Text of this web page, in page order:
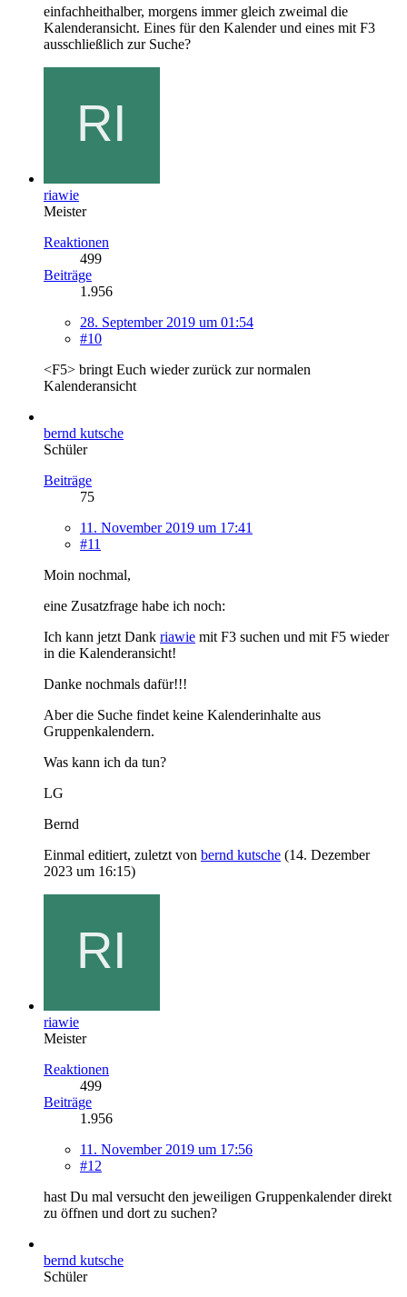
einfachheithalber, morgens immer gleich zweimal die
Kalenderansicht. Eines für den Kalender und eines mit F3
ausschließlich zur Suche?
riawie
Meister
Reaktionen
499
Beiträge
1.956
28. September 2019 um 01:54
#10
<F5> bringt Euch wieder zurück zur normalen
Kalenderansicht
bernd kutsche
Schüler
Beiträge
75
11. November 2019 um 17:41
#11
Moin nochmal,
eine Zusatzfrage habe ich noch:
Ich kann jetzt Dank riawie mit F3 suchen und mit F5 wieder
in die Kalenderansicht!
Danke nochmals dafür!!!
Aber die Suche findet keine Kalenderinhalte aus
Gruppenkalendern.
Was kann ich da tun?
LG
Bernd
Einmal editiert, zuletzt von bernd kutsche (14. Dezember
2023 um 16:15)
riawie
Meister
Reaktionen
499
Beiträge
1.956
11. November 2019 um 17:56
#12
hast Du mal versucht den jeweiligen Gruppenkalender direkt
zu öffnen und dort zu suchen?
bernd kutsche
Schüler